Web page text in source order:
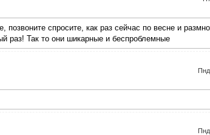
спросите, как раз сейчас по весне и
раз! Так то они шикарные и беспроблемные